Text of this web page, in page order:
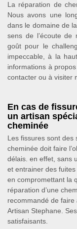
La réparation de
Nous avons une
dans le domaine de
sens de l’écoute de
goût pour le
impeccable, à la
informations à
contacter ou à visiter
En cas de
un artisan
cheminée
Les fissures sont des
cheminée doit faire
délais. en effet, sans
et entrainer des
en compromettant la
réparation d’une
recommandé de
Artisan Stephane.
satisfaisants.